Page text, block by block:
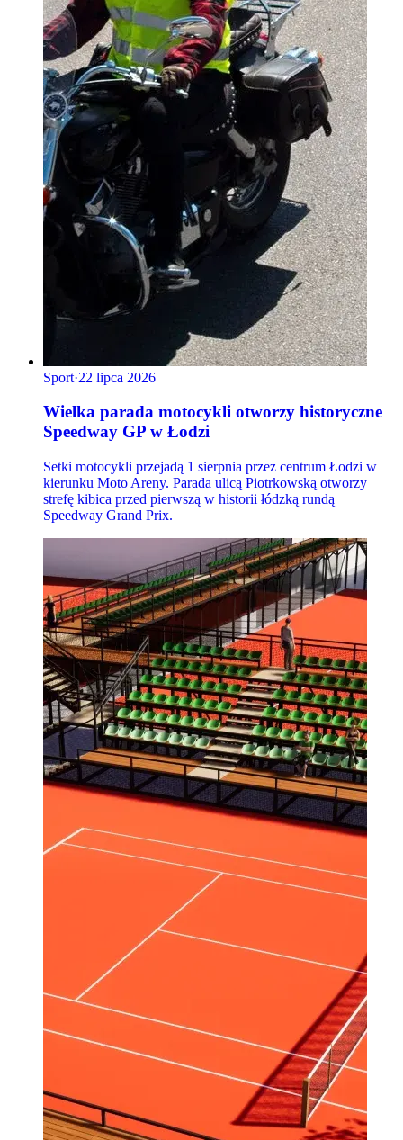
Sport·22 lipca 2026
Wielka parada motocykli otworzy historyczne
Speedway GP w Łodzi
Setki motocykli przejadą 1 sierpnia przez centrum Łodzi w
kierunku Moto Areny. Parada ulicą Piotrkowską otworzy
strefę kibica przed pierwszą w historii łódzką rundą
Speedway Grand Prix.